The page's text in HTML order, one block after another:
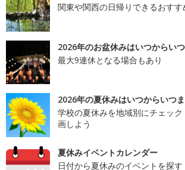
関東や関西の日帰りできるおす
2026年のお盆休みはいつからい
最大9連休となる場合もあり
2026年の夏休みはいつからいつ
学校の夏休みを地域別にチェッ
画しよう
夏休みイベントカレンダー
日付から夏休みのイベントを探す